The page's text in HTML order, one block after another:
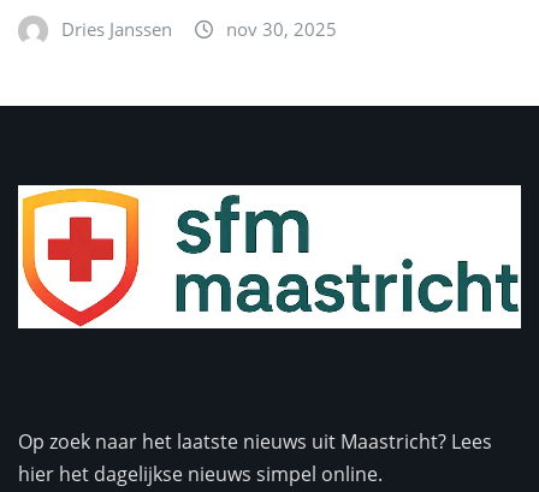
Dries Janssen nov 30, 2025
Op zoek naar het laatste nieuws uit Maastricht? Lees
hier het dagelijkse nieuws simpel online.